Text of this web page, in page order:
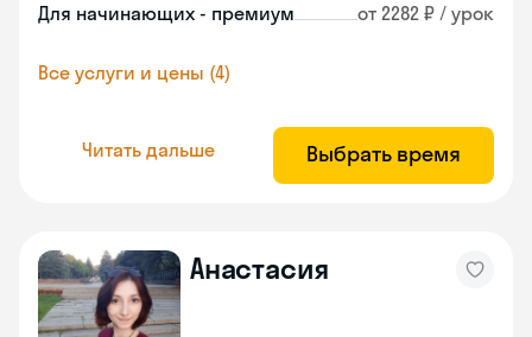
Для начинающих - премиум от 2282 ₽ / урок
Все услуги и цены (4)
Читать дальше Выбрать время
Анастасия